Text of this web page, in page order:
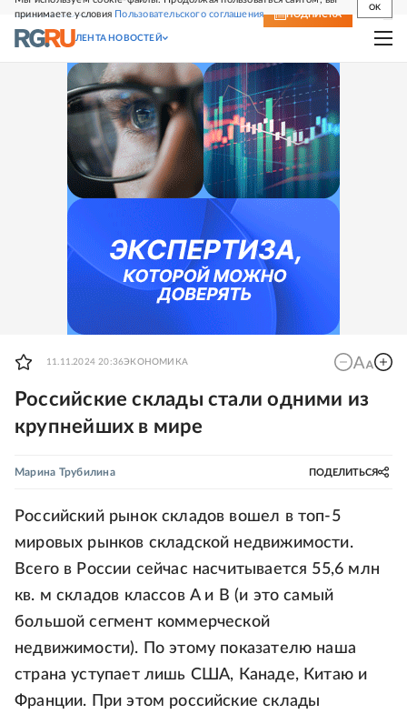
принимаете условия Пользовательского соглашения
OK
СВЕЖИЙ НОМЕР ПОДПИСКА
ЛЕНТА НОВОСТЕЙ
11.11.2024 20:36ЭКОНОМИКА
Российские склады стали одними из
крупнейших в мире
Марина Трубилина ПОДЕЛИТЬСЯ
Российский рынок складов вошел в топ-5
мировых рынков складской недвижимости.
Всего в России сейчас насчитывается 55,6 млн
кв. м складов классов A и B (и это самый
большой сегмент коммерческой
недвижимости). По этому показателю наша
страна уступает лишь США, Канаде, Китаю и
Франции. При этом российские склады